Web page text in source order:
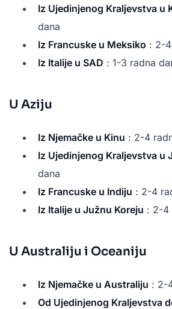
Iz Ujedinjenog Kraljevstva u
dana
Iz Francuske u Meksiko : 2-
Iz Italije u SAD : 1-3 radna
U Aziju
Iz Njemačke u Kinu : 2-4
Iz Ujedinjenog Kraljevstva u
dana
Iz Francuske u Indiju : 2-4
Iz Italije u Južnu Koreju : 2-4
U Australiju i Oceaniju
Iz Njemačke u Australiju : 2-
Od Ujedinjenog Kraljevstva